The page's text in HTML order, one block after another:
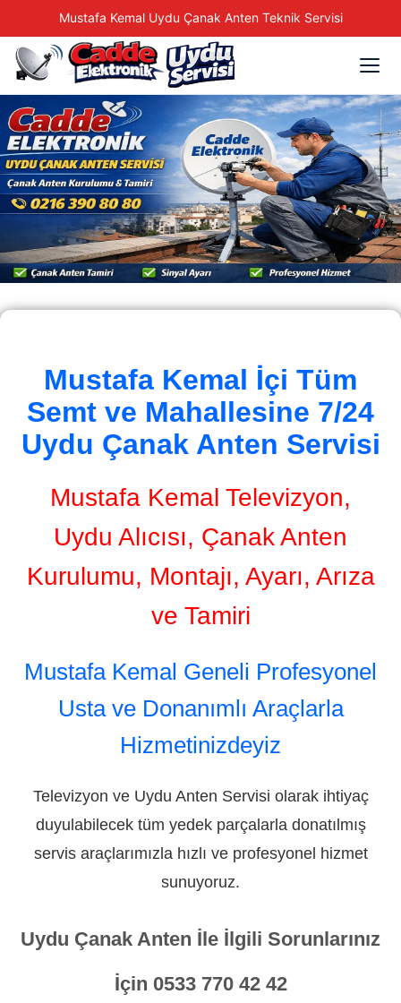
Mustafa Kemal Uydu Çanak Anten Teknik Servisi
Mustafa Kemal İçi Tüm
Semt ve Mahallesine 7/24
Uydu Çanak Anten Servisi
Mustafa Kemal Televizyon,
Uydu Alıcısı, Çanak Anten
Kurulumu, Montajı, Ayarı, Arıza
ve Tamiri
Mustafa Kemal Geneli Profesyonel
Usta ve Donanımlı Araçlarla
Hizmetinizdeyiz
Televizyon ve Uydu Anten Servisi olarak ihtiyaç
duyulabilecek tüm yedek parçalarla donatılmış
servis araçlarımızla hızlı ve profesyonel hizmet
sunuyoruz.
Uydu Çanak Anten İle İlgili Sorunlarınız
İçin 0533 770 42 42